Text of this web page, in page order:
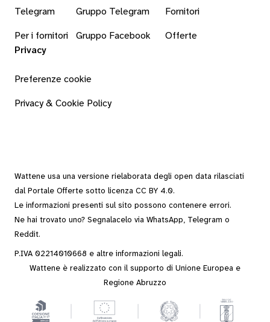
Telegram
Per i fornitori
Gruppo Telegram
Gruppo Facebook
Fornitori
Offerte
Privacy
Preferenze cookie
Privacy & Cookie Policy
Wattene usa una versione rielaborata degli open data rilasciati
dal Portale Offerte sotto licenza CC BY 4.0.
Le informazioni presenti sul sito possono contenere errori.
Ne hai trovato uno? Segnalacelo via WhatsApp, Telegram o
Reddit.
P.IVA 02214010668 e altre informazioni legali.
Wattene è realizzato con il supporto di Unione Europea e
Regione Abruzzo